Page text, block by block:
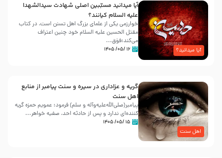
آیا میدانید؟
آیا میدانید مسبّبین اصلی شهادت سیدالشهدا
علیه ‌السلام کیانند؟
خوارزمی یکی از علمای بزرگ اهل تسنن است، در کتاب
مقتل الحسین علیه ‌السلام خود چنین اعتراف
می‌کند:فوَق...
۱۶ /۰۵/ ۱۴۰۵
اهل سنت
گریه و عزاداری در سیره و سنت پیامبر از منابع
اهل سنت
پیامبر(صلی‌الله‌علیه‌وآله و سلم) فرمود: عمویم حمزه گریه
کننده‌ای ندارد و پس از حادثه احد، صفیه خواهر...
۱۵ /۰۵/ ۱۴۰۵